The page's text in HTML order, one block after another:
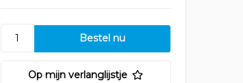
Op mijn verlanglijstje